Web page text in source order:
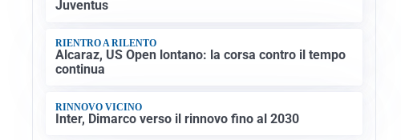
Juventus
RIENTRO A RILENTO
Alcaraz, US Open lontano: la corsa contro il tempo
continua
RINNOVO VICINO
Inter, Dimarco verso il rinnovo fino al 2030